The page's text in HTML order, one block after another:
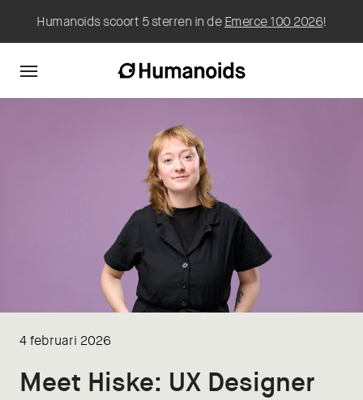
Humanoids scoort 5 sterren in deEmerce 100 2026!
4 februari 2026
Meet Hiske: UX Designer